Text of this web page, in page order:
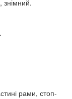
знімний.
рами, стоп-